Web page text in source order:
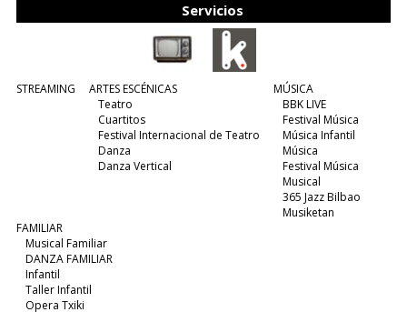
Servicios
STREAMING
ARTES ESCÉNICAS
Teatro
Cuartitos
Festival Internacional de Teatro
Danza
Danza Vertical
MÚSICA
BBK LIVE
Festival Música
Música Infantil
Música
Festival Música
Musical
365 Jazz Bilbao
Musiketan
FAMILIAR
Musical Familiar
DANZA FAMILIAR
Infantil
Taller Infantil
Opera Txiki